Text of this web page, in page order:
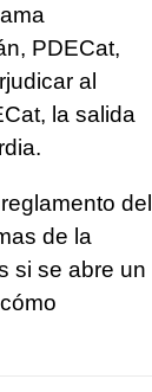
PDECat,
al
la salida
del
de la
si se abre un